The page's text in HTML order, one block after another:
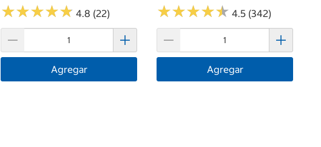
★★★★★
★★★★★ 4.8 (22)
Agregar
★★★★★
★★★★★ 4.5 (342)
Agregar